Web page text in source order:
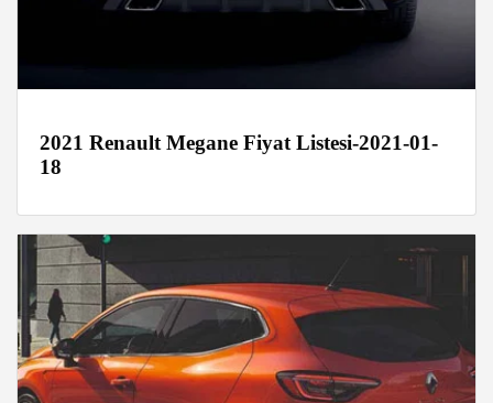
2021 Renault Megane Fiyat Listesi-2021-01-
18